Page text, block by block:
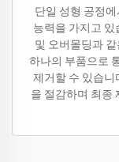
단일 성형 공정
능력을 가지고 있
및 오버몰딩과
하나의 부품으로
제거할 수 있습니
을 절감하며 최종